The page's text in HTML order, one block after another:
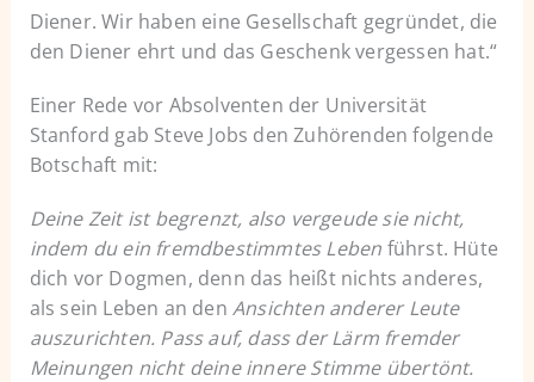
Diener. Wir haben eine Gesellschaft gegründet, die
den Diener ehrt und das Geschenk vergessen hat.“
Einer Rede vor Absolventen der Universität
Stanford gab Steve Jobs den Zuhörenden folgende
Botschaft mit:
Deine Zeit ist begrenzt, also vergeude sie nicht,
indem du ein fremdbestimmtes Leben führst. Hüte
dich vor Dogmen, denn das heißt nichts anderes,
als sein Leben an denAnsichten anderer Leute
auszurichten. Pass auf, dass der Lärm fremder
Meinungen nicht deine innere Stimme übertönt.